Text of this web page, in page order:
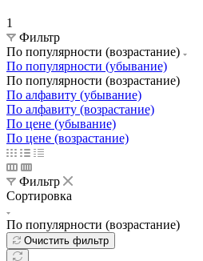
1
Фильтр
По популярности (возрастание)
По популярности (убывание)
По популярности (возрастание)
По алфавиту (убывание)
По алфавиту (возрастание)
По цене (убывание)
По цене (возрастание)
Фильтр
Сортировка
По популярности (возрастание)
Очистить фильтр